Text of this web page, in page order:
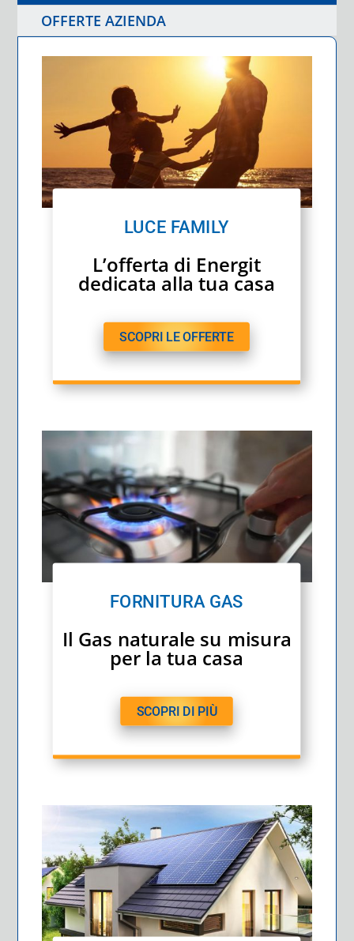
OFFERTE AZIENDA
LUCE FAMILY
L’offerta di Energit
dedicata alla tua casa
SCOPRI LE OFFERTE
FORNITURA GAS
Il Gas naturale su misura
per la tua casa
SCOPRI DI PIÙ